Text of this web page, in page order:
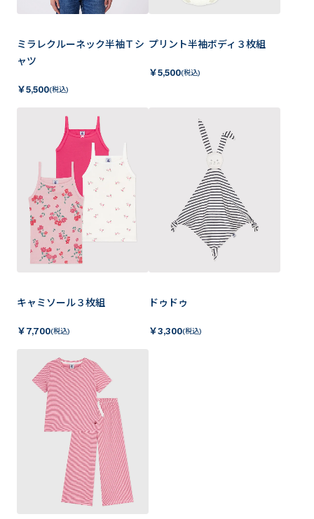
ミラレクルーネック半袖Ｔシ
ャツ
￥5,500(税込)
プリント半袖ボディ３枚組
￥5,500(税込)
キャミソール３枚組
￥ 7,700(税込)
ドゥドゥ
￥3,300(税込)